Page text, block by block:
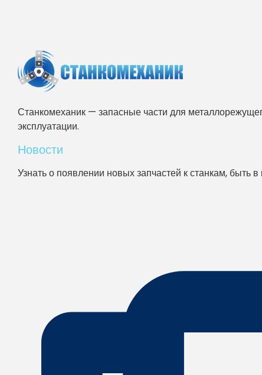
Станкомеханик — запасные части для
эксплуатации.
Новости
Узнать о появлении новых запчастей к станкам, быть